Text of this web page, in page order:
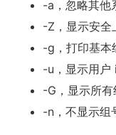
-a，忽略其他
-Z，显示安全
-g，打印基本
-u，显示用户
-G，显示所
-n，不显示组